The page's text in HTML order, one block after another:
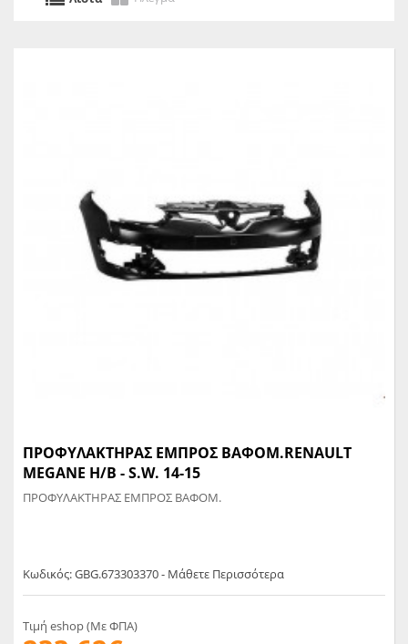
ΠΡΟΦΥΛΑΚΤΗΡΑΣ ΕΜΠΡΟΣ ΒΑΦΟΜ.RENAULT
MEGANE H/B - S.W. 14-15
ΠΡΟΦΥΛΑΚΤΗΡΑΣ ΕΜΠΡΟΣ ΒΑΦΟΜ.
Κωδικός: GBG.673303370 - Μάθετε Περισσότερα
Τιμή eshop (Με ΦΠΑ)